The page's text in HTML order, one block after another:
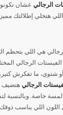
الرجالي عشان
هي اللي بتحطم
أو شتوي، ما تفكرش
الرجالي هتضيف
خاصة. وبالنسبة